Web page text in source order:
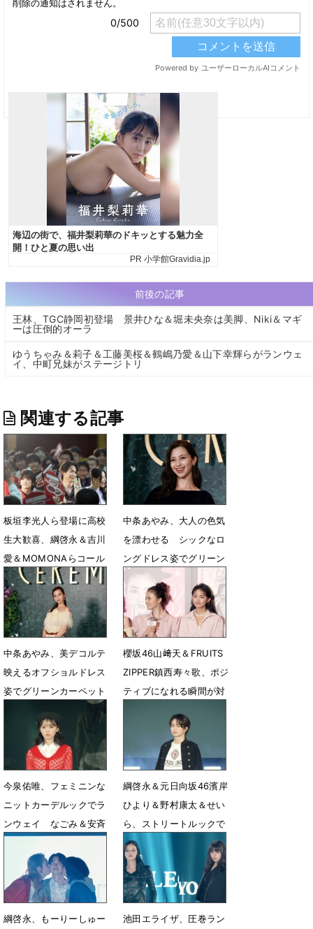
前後の記事
王林、TGC静岡初登場 景井ひな＆堀未央奈は美脚、Niki＆マギ
ーは圧倒的オーラ
ゆうちゃみ＆莉子＆工藤美桜＆鶴嶋乃愛＆山下幸輝らがランウェ
イ、中町兄妹がステージトリ
関連する記事
板垣李光人ら登場に高校
生大歓喜、綱啓永＆吉川
愛＆MOMONAらコール
＆レスポンスで盛り上げ
6月26日 15時36分
中条あやみ、大人の色気
を漂わせる シックなロ
ングドレス姿でグリーン
カーペットに登場
6月11日 17時45分
中条あやみ、美デコルテ
映えるオフショルドレス
姿でグリーンカーペット
櫻坂46山﨑天＆FRUITS
ZIPPER鎮西寿々歌、ポジ
ティブになれる瞬間が対
5月17日 15時13分
今泉佑唯、フェミニンな
ニットカーデルックでラ
ンウェイ なごみ＆安斉
4月20日 07時34分
綱啓永＆元日向坂46濱岸
ひより＆野村康太＆せい
ら、ストリートルックで
華やかランウェイ
4月20日 07時32分
綱啓永、もーりーしゅー
池田エライザ、圧巻ラン